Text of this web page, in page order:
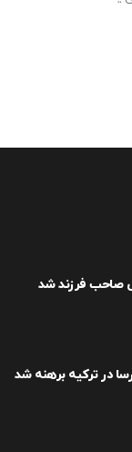
صاحب فرزند شد
در ترکیه برهنه شد